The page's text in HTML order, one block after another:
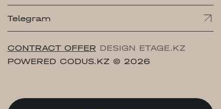
Telegram
CONTRACT OFFER DESIGN ETAGE.KZ
POWERED CODUS.KZ © 2026